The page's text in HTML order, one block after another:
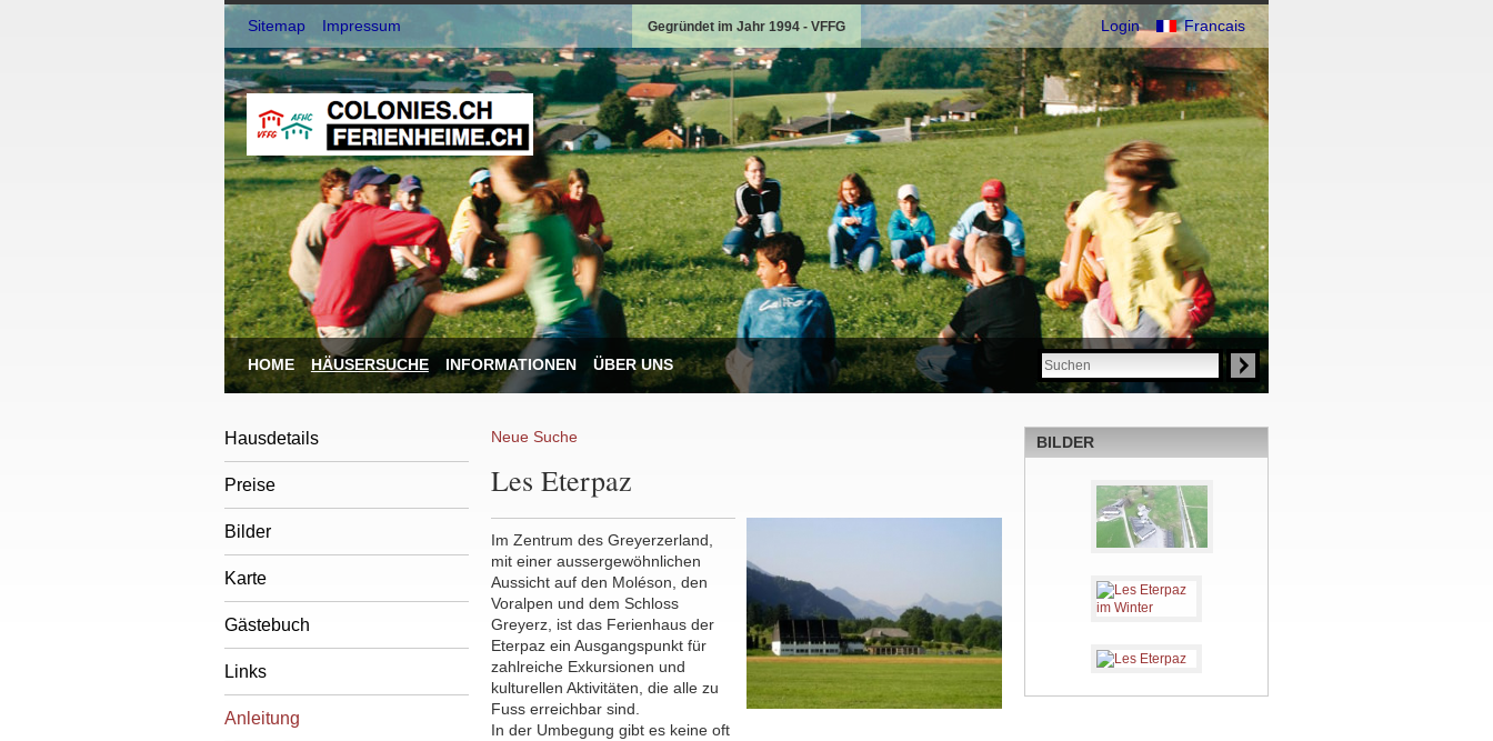
Sitemap Impressum Gegründet im Jahr 1994 - VFFG Login Francais
HOME HÄUSERSUCHE INFORMATIONEN ÜBER UNS
Hausdetails
Preise
Bilder
Karte
Gästebuch
Links
Anleitung
Neue Suche
Les Eterpaz
Im Zentrum des Greyerzerland,
mit einer aussergewöhnlichen
Aussicht auf den Moléson, den
Voralpen und dem Schloss
Greyerz, ist das Ferienhaus der
Eterpaz ein Ausgangspunkt für
zahlreiche Exkursionen und
kulturellen Aktivitäten, die alle zu
Fuss erreichbar sind.
In der Umbegung gibt es keine oft
BILDER